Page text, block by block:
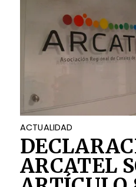
ACTUALIDAD
ARCATEL